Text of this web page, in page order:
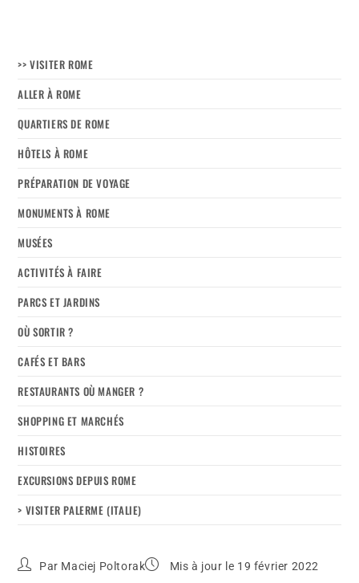
>> VISITER ROME
ALLER À ROME
QUARTIERS DE ROME
HÔTELS À ROME
PRÉPARATION DE VOYAGE
MONUMENTS À ROME
MUSÉES
ACTIVITÉS À FAIRE
PARCS ET JARDINS
OÙ SORTIR ?
CAFÉS ET BARS
RESTAURANTS OÙ MANGER ?
SHOPPING ET MARCHÉS
HISTOIRES
EXCURSIONS DEPUIS ROME
> VISITER PALERME (ITALIE)
Par Maciej Poltorak Mis à jour le 19 février 2022